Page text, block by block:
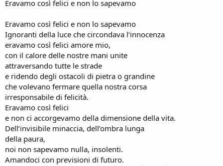
Eravamo così felici e non lo sapevamo
Eravamo così felici e non lo sapevamo
Ignoranti della luce che circondava l’innocenza
eravamo così felici amore mio,
con il calore delle nostre mani unite
attraversando tutte le strade
e ridendo degli ostacoli di pietra o grandine
che volevano fermare quella nostra corsa
irresponsabile di felicità.
Eravamo così felici
e non ci accorgevamo della dimensione della vita.
Dell’invisibile minaccia, dell’ombra lunga
della paura,
noi non sapevamo nulla, insolenti.
Amandoci con previsioni di futuro.